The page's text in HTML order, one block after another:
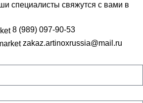
специалисты свяжутся с вами в
8 (989) 097-90-53
zakaz.artinoxrussia@mail.ru